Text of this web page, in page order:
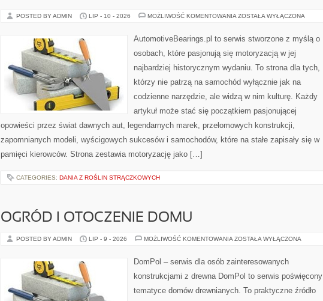
POSTED BY ADMIN LIP - 10 - 2026 MOŻLIWOŚĆ KOMENTOWANIA TREŚCI
ZOSTAŁA WYŁĄCZONA
AutomotiveBearings.pl to serwis stworzone z myślą o
osobach, które pasjonują się motoryzacją w jej
najbardziej historycznym wydaniu. To strona dla tych,
którzy nie patrzą na samochód wyłącznie jak na
codzienne narzędzie, ale widzą w nim kulturę. Każdy
artykuł może stać się początkiem pasjonującej
opowieści przez świat dawnych aut, legendarnych marek, przełomowych konstrukcji,
zapomnianych modeli, wyścigowych sukcesów i samochodów, które na stałe zapisały się w
pamięci kierowców. Strona zestawia motoryzację jako […]
CATEGORIES: DANIA Z ROŚLIN STRĄCZKOWYCH
OGRÓD I OTOCZENIE DOMU
POSTED BY ADMIN LIP - 9 - 2026 MOŻLIWOŚĆ KOMENTOWANIA OGRÓD
DOMU
ZOSTAŁA WYŁĄCZONA
DomPol – serwis dla osób zainteresowanych
konstrukcjami z drewna DomPol to serwis poświęcony
tematyce domów drewnianych. To praktyczne źródło